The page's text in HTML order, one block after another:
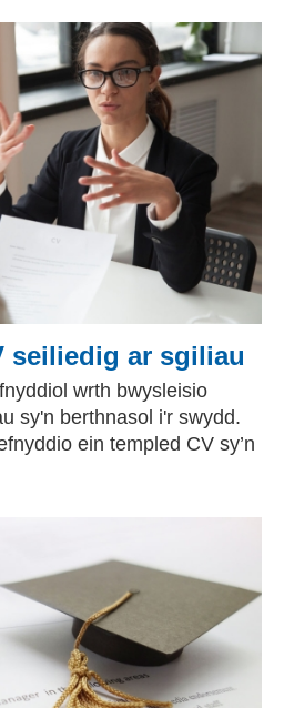
seiliedig ar sgiliau
wrth bwysleisio
sy'n berthnasol i'r swydd.
ein templed CV sy’n